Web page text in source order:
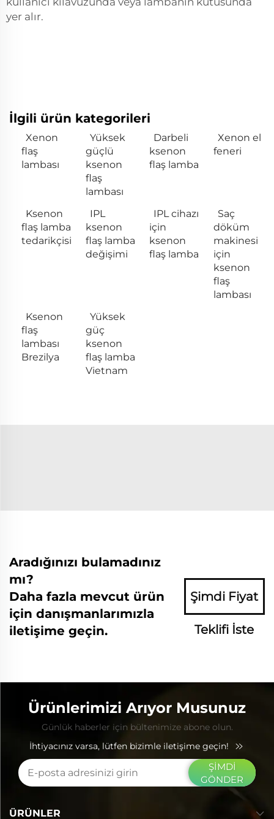
yer alır.
İlgili ürün kategorileri
Xenon
flaş
lambası
Yüksek
güçlü
ksenon
flaş
lambası
Darbeli
ksenon
flaş lamba
Xenon el
feneri
Ksenon
flaş lamba
tedarikçisi
IPL
ksenon
flaş lamba
değişimi
IPL cihazı
için
ksenon
flaş lamba
Saç
döküm
makinesi
için
ksenon
flaş
lambası
Ksenon
flaş
lambası
Brezilya
Yüksek
güç
ksenon
flaş lamba
Vietnam
Aradığınızı bulamadınız
mı?
Daha fazla mevcut ürün
için danışmanlarımızla
iletişime geçin.
Şimdi Fiyat
Teklifi İste
Ürünlerimizi Arıyor Musunuz
Günlük haberler için bültenimize abone olun.
İhtiyacınız varsa, lütfen bizimle iletişime geçin!
ŞİMDİ
GÖNDER
ÜRÜNLER